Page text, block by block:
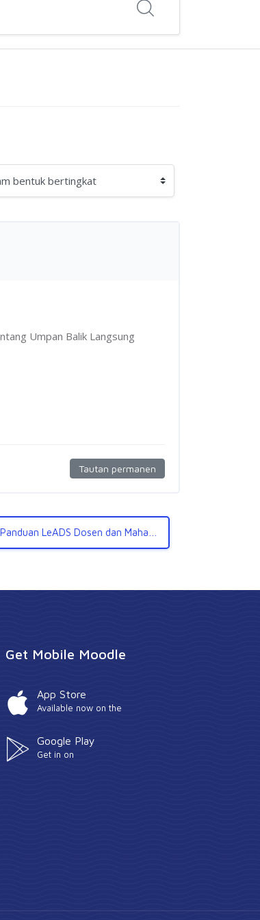
Umpan Balik Langsung
Tautan permanen
Get Mobile Moodle
App Store
Available now on the
Google Play
Get in on